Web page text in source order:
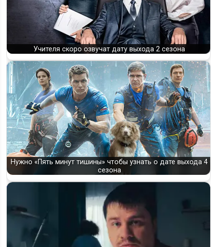
Учителя скоро озвучат дату выхода 2 сезона
Нужно «Пять минут тишины» чтобы узнать о дате выхода 4
сезона